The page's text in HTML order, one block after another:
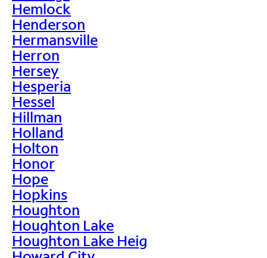
Hemlock
Henderson
Hermansville
Herron
Hersey
Hesperia
Hessel
Hillman
Holland
Holton
Honor
Hope
Hopkins
Houghton
Houghton Lake
Houghton Lake Heig